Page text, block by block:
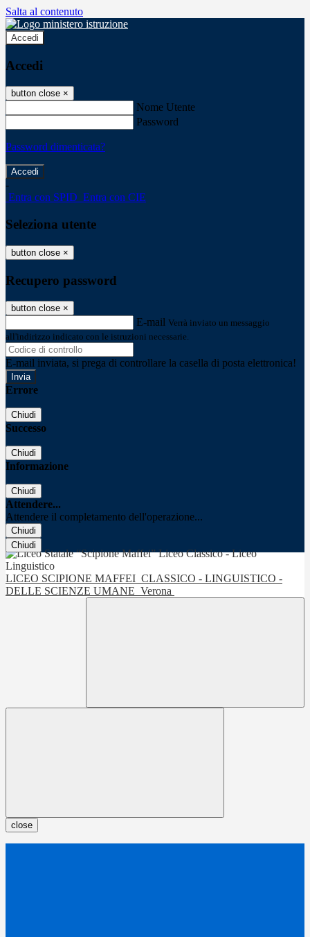
Salta al contenuto
Accedi
Accedi
button close ×
Nome Utente
Password
Password dimenticata?
-
Entra con SPID Entra con CIE
Seleziona utente
button close ×
Recupero password
button close ×
E-mail Verrà inviato un messaggio
all'indirizzo indicato con le istruzioni necessarie.
E-mail inviata, si prega di controllare la casella di posta elettronica!
Errore
Chiudi
Successo
Chiudi
Informazione
Chiudi
Attendere...
Attendere il completamento dell'operazione...
Chiudi
Chiudi
LICEO SCIPIONE MAFFEI CLASSICO - LINGUISTICO -
DELLE SCIENZE UMANE Verona
close